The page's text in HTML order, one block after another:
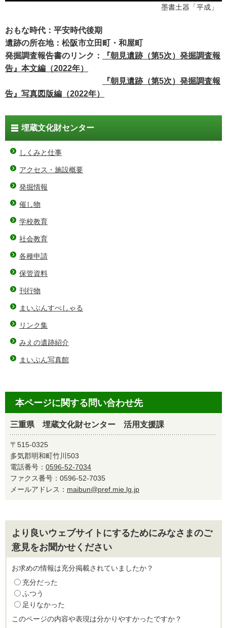
墨書土器「平成」
おもな時代：平安時代後期
遺跡の所在地：松阪市立田町・和屋町
発掘調査報告書のリンク：
『朝見遺跡（第5次）発掘調査報
告』本文編（2022年）
『朝見遺跡（第5次）発掘調査報
告』写真図版編（2022年）
埋蔵文化財センター
しくみと仕事
アクセス・施設概要
発掘情報
催し物
学校教育
社会教育
各種申請
保管資料
刊行物
まいぶんすぺしゃる
リンク集
みえの遺跡紹介
まいぶん写真館
本ページに関する問い合わせ先
三重県 埋蔵文化財センター 活用支援課
〒515-0325
多気郡明和町竹川503
電話番号： 0596-52-7034
ファクス番号：0596-52-7035
メールアドレス： maibun@pref.mie.lg.jp
より良いウェブサイトにするためにみなさまのご
意見をお聞かせください
お求めの情報は充分掲載されていましたか？
充分だった
ふつう
足りなかった
このページの内容や表現は分かりやすかったですか？